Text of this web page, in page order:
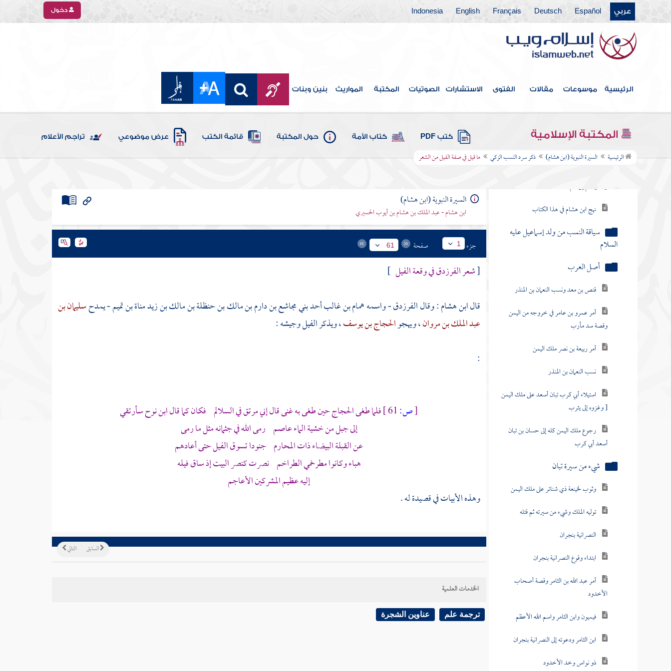
عربي Español
Deutsch
Français
English
Indonesia دخول
الرئيسية موسوعات مقالات الفتوى الاستشارات الصوتيات المكتبة المواريث بنين وبنات
المكتبة الإسلامية كتب PDF كتاب الأمة حول المكتبة قائمة الكتب عرض موضوعي تراجم الأعلام
الرئيسية السيرة النبوية (ابن هشام) ذكر سرد النسب الزكي ما قيل في صفة الفيل من الشعر
فهرس الكتاب
ذكر سرد النسب الزكي
وآله وسلم إلى آدم
نهج ابن هشام في هذا الكتاب
سياقة النسب من ولد إسماعيل عليه
السلام
أصل العرب
قنص بن معد ونسب النعمان بن المنذر
أمر عمرو بن عامر في خروجه من اليمن
وقصة سد مأرب
أمر ربيعة بن نصر ملك اليمن
نسب النعمان بن المنذر
استيلاء أبي كرب تبان أسعد على ملك اليمن
[ وغزوه إلى يثرب
رجوع ملك اليمن كله إلى حسان بن تبان
أسعد أبي كرب
شيء من سيرة تبان
وثوب لخينعة ذي شناتر على ملك اليمن
توليه الملك وشيء من سيرته ثم قتله
النصرانية بنجران
ابتداء وقوع النصرانية بنجران
أمر عبد الله بن الثامر وقصة أصحاب
الأخدود
فيميون وابن الثامر واسم الله الأعظم
ابن الثامر ودعوته إلى النصرانية بنجران
ذو نواس ‏وخد الأخدود
السيرة النبوية (ابن هشام)
ابن هشام - عبد الملك بن هشام بن أيوب الحميري
جزء 1 صفحة 61
[شعر الفرزدق في وقعة الفيل ]
قالابن هشام :وقالالفرزدق - واسمه همام بن غالبأحدبني مجاشعبن دارم بن مالك بن حنظلة بن مالك بن زيد مناة بن تميم- يمدحسليمان بن
عبد الملك بن مروان، ويهجوالحجاج بن يوسف، ويذكر الفيل وجيشه :
:
[ص: فلما طغىالحجاجحين طغى به غنى قال إني مرتق في السلالم فكان كما قال ابننوحسأرتقي
إلى جبل من خشية الماء عاصم رمى الله في جثمانه مثل ما رمى
عن القبلة البيضاء ذات المحارم جنودا تسوق الفيل حتى أعادهم
هباء وكانوا مطرخمي الطراخم نصرت كنصر البيت إذ ساق فيله
إليه عظيم المشركين الأعاجم
وهذه الأبيات في قصيدة له .
التالي السابق
الخدمات العلمية
ترجمة علم عناوين الشجرة